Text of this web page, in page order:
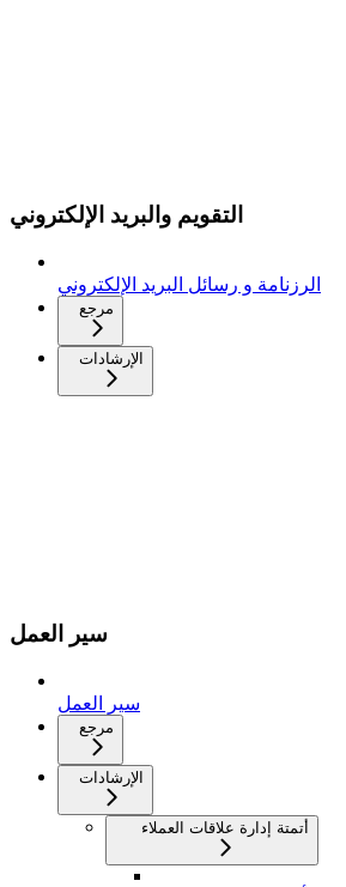
التقويم والبريد الإلكتروني
الرزنامة و رسائل البريد الإلكتروني
مرجع
الإرشادات
سير العمل
سير العمل
مرجع
الإرشادات
أتمتة إدارة علاقات العملاء